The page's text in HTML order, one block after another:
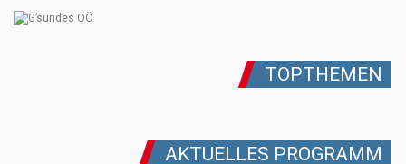
TOPTHEMEN
AKTUELLES PROGRAMM